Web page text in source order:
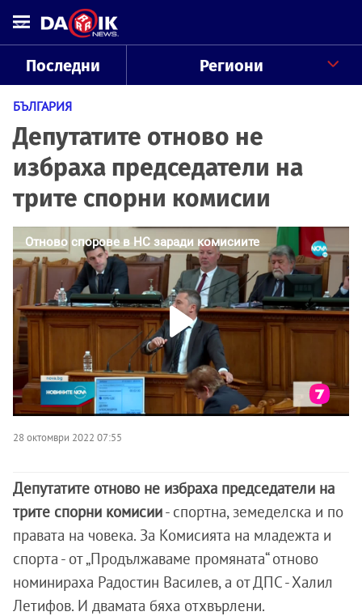
Последни Региони
БЪЛГАРИЯ
Депутатите отново не
избраха председатели на
трите спорни комисии
28 октомври 2022 07:55
Депутатите отново не избраха председатели на
трите спорни комисии- спортна, земеделска и по
правата на човека. За Комисията на младежта и
спорта - от „Продължаваме промяната“ отново
номинираха Радостин Василев, а от ДПС - Халил
Летифов. И двамата бяха отхвърлени.